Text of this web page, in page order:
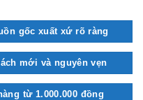
gốc xuất xứ rõ ràng
mới và nguyên vẹn
từ 1.000.000 đồng